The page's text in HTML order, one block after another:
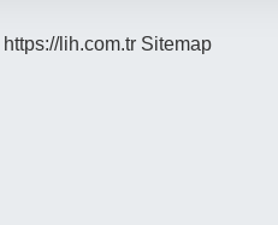
https://lih.com.tr Sitemap